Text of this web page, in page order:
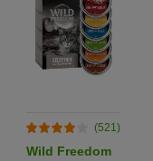
(521)
Wild Freedom